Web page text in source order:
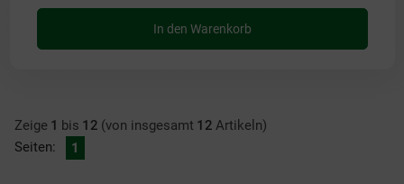
In den Warenkorb
Zeige 1 bis 12 (von insgesamt 12 Artikeln)
Seiten:
1